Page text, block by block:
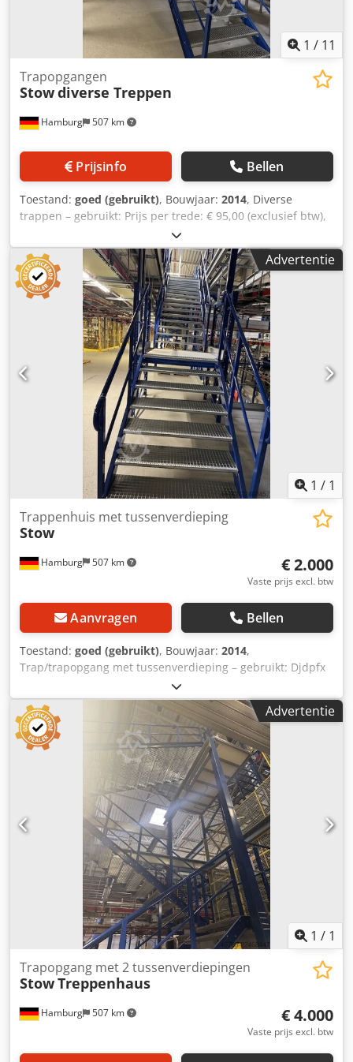
1 / 11
Hamburg 507 km
Trapopgangen
Stowdiverse Treppen
Prijsinfo Bellen
Toestand: goed (gebruikt), Bouwjaar: 2014, Diverse
trappen – gebruikt: Prijs per trede: € 95,00 (exclusief btw),
gedemonteerd, verpakt en beladen, afhaalprijs. Dsdpezqz
Sajfx Anlswa Positie 2+3: Breed, met 6 treden Positie 4:
Breed, met 6 treden Positie 7: Smal, met 13 treden en een
“deur” Positie 9+10: Breed, met 14 treden Positie 11: Breed,
met 15 treden Positie 13: Breed, met 13 treden Positie 13a:
Breed, met circa 7 treden Fabrikant: Stow Type: onbekend
Bouwjaar: 2014 Treden: Roosterwerk, verzinkt Zijwangen
en leuning, gelakt Staat: goed Beschikbaar: vanaf circa het
4e kwartaal van 2026 Locatie: Hamburg
Advertentie
1 / 1
Hamburg 507 km
Trappenhuis met tussenverdieping
Stow
€ 2.000
Vaste prijs excl. btw
Aanvragen Bellen
Toestand: goed (gebruikt), Bouwjaar: 2014,
Trap/trapopgang met tussenverdieping – gebruikt: Djdpfx
Aozqz Nljnlewa Prijs: € 2.000,- (netto), gedemonteerd,
verpakt en geladen, afhaalprijs vanaf locatie! Positie 4
Fabrikant: Stow Type: onbekend Bouwjaar: 2014 Van de
begane grond naar het platform, ongeveer 10 treden
Verdere gegevens moeten nog worden vastgesteld
Breedte: ca. 1,25 m Met tussenverdieping Treden:
roosterroosters, verzinkt Zijwangen en leuning, gelakt
Staat: goed Beschikbaar: vanaf ongeveer Q4/2026 Locatie:
Hamburg
Advertentie
1 / 1
Hamburg 507 km
Trapopgang met 2 tussenverdiepingen
StowTreppenhaus
€ 4.000
Vaste prijs excl. btw